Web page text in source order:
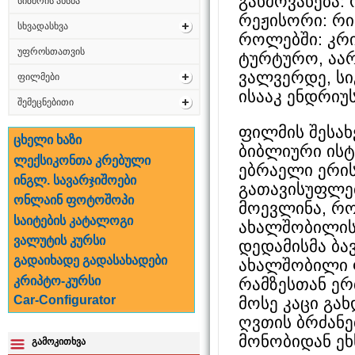
სხვადასხვა
უფროსთათვის
ფილმები
შემეცნებითი
ცხელი ხაზი
ლექსიკონთა კრებული
ინგლ. სავარჯიშოები
ონლაინ ფოტოშოპი
საიტების კატალოგი
ვალუტის კურსი
გადაიხადე გადასახადები
კრიპტო-კურსი
Car-Configurator
გამოკითხვა
რეჟისორი:
როლებში:
ტურტურო,
ვალვერდე,
ისააკ
ფილმის
ბიბლიური
ებრაელი
მოევლინა,
დედამისმა
ახალშობილი
რამზესთან
მოსე კაცი
ღვთის
მონობიდან